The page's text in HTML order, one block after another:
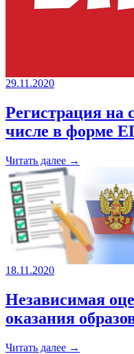
29.11.2020
Регистрация на
числе в форме
Читать далее →
18.11.2020
Независимая
оказания
Читать далее →